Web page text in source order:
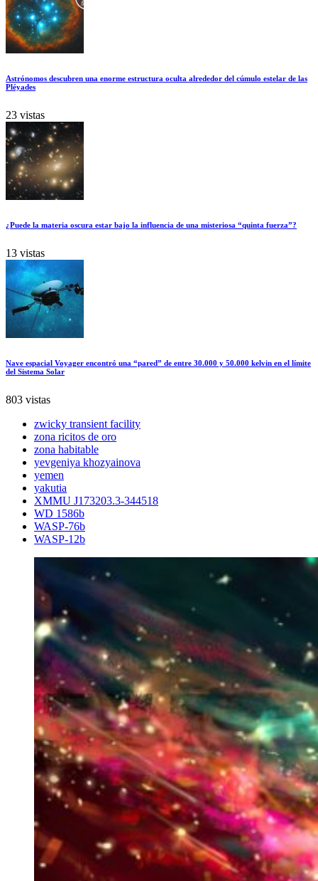
Astrónomos descubren una enorme estructura oculta alrededor del cúmulo estelar de las
Pléyades
23 vistas
¿Puede la materia oscura estar bajo la influencia de una misteriosa “quinta fuerza”?
13 vistas
Nave espacial Voyager encontró una “pared” de entre 30.000 y 50.000 kelvin en el límite
del Sistema Solar
803 vistas
zwicky transient facility
zona ricitos de oro
zona habitable
yevgeniya khozyainova
yemen
yakutia
XMMU J173203.3-344518
WD 1586b
WASP-76b
WASP-12b